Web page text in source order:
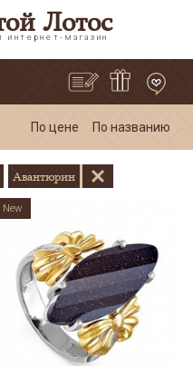
Лотос
интернет-магазин
По цене По названию
Авантюрин
New